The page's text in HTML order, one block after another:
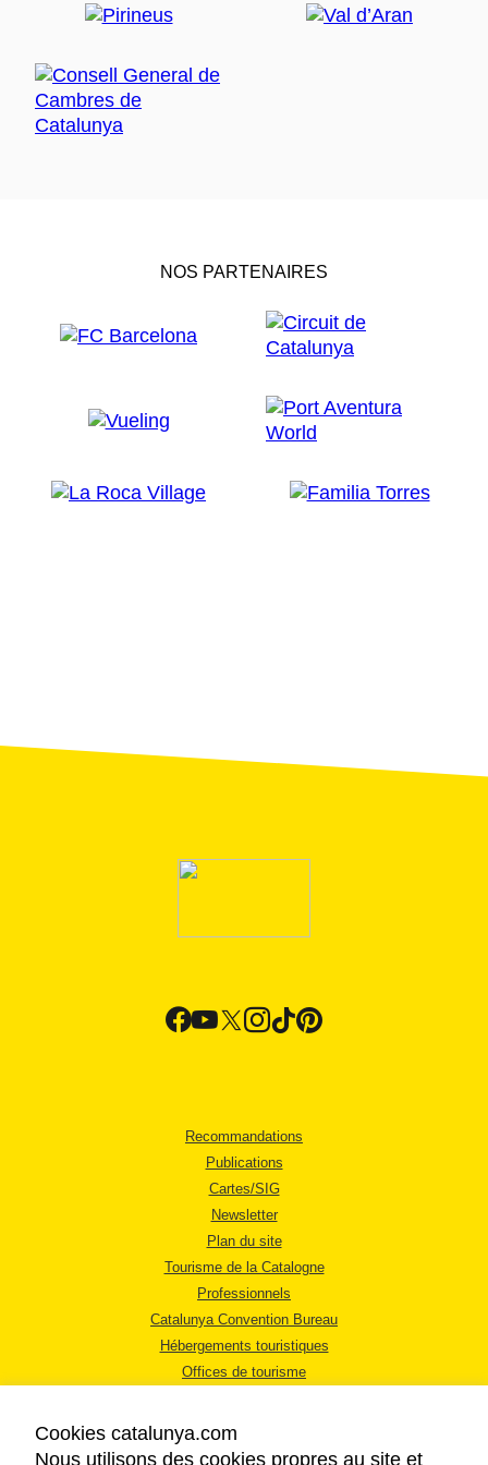
NOS PARTENAIRES
Recommandations
Publications
Cartes/SIG
Newsletter
Plan du site
Tourisme de la Catalogne
Professionnels
Catalunya Convention Bureau
Hébergements touristiques
Offices de tourisme
Cookies catalunya.com
Nous utilisons des cookies propres au site et